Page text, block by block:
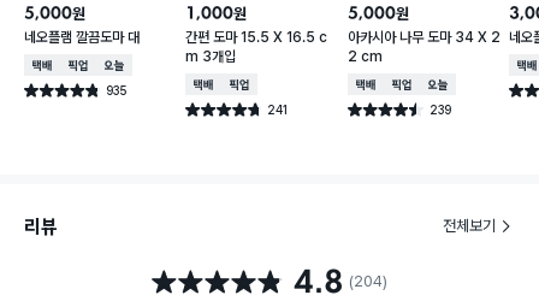
5,000원
네오플램 깔끔도마 대
택배배송매장픽업오늘배송
별점 4.8점 935
건 작성
1,000원
간편 도마 15.5 X 16.5 c
m 3개입
택배배송매장픽업
별점 4.7점 241
건 작성
5,000원
아카시아 나무 도마 34 X 2
2 cm
택배배송매장픽업오늘배송
별점 4.5점 239
건 작성
네오
택배
별점
리뷰 전체보기
별점 4.8점 4.8 (204)